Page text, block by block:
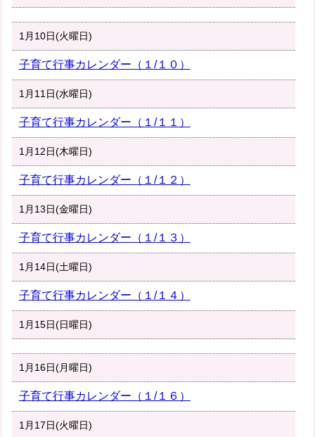
1月10日(火曜日)
子育て行事カレンダー（１/１０）
1月11日(水曜日)
子育て行事カレンダー（１/１１）
1月12日(木曜日)
子育て行事カレンダー（１/１２）
1月13日(金曜日)
子育て行事カレンダー（１/１３）
1月14日(土曜日)
子育て行事カレンダー（１/１４）
1月15日(日曜日)
1月16日(月曜日)
子育て行事カレンダー（１/１６）
1月17日(火曜日)